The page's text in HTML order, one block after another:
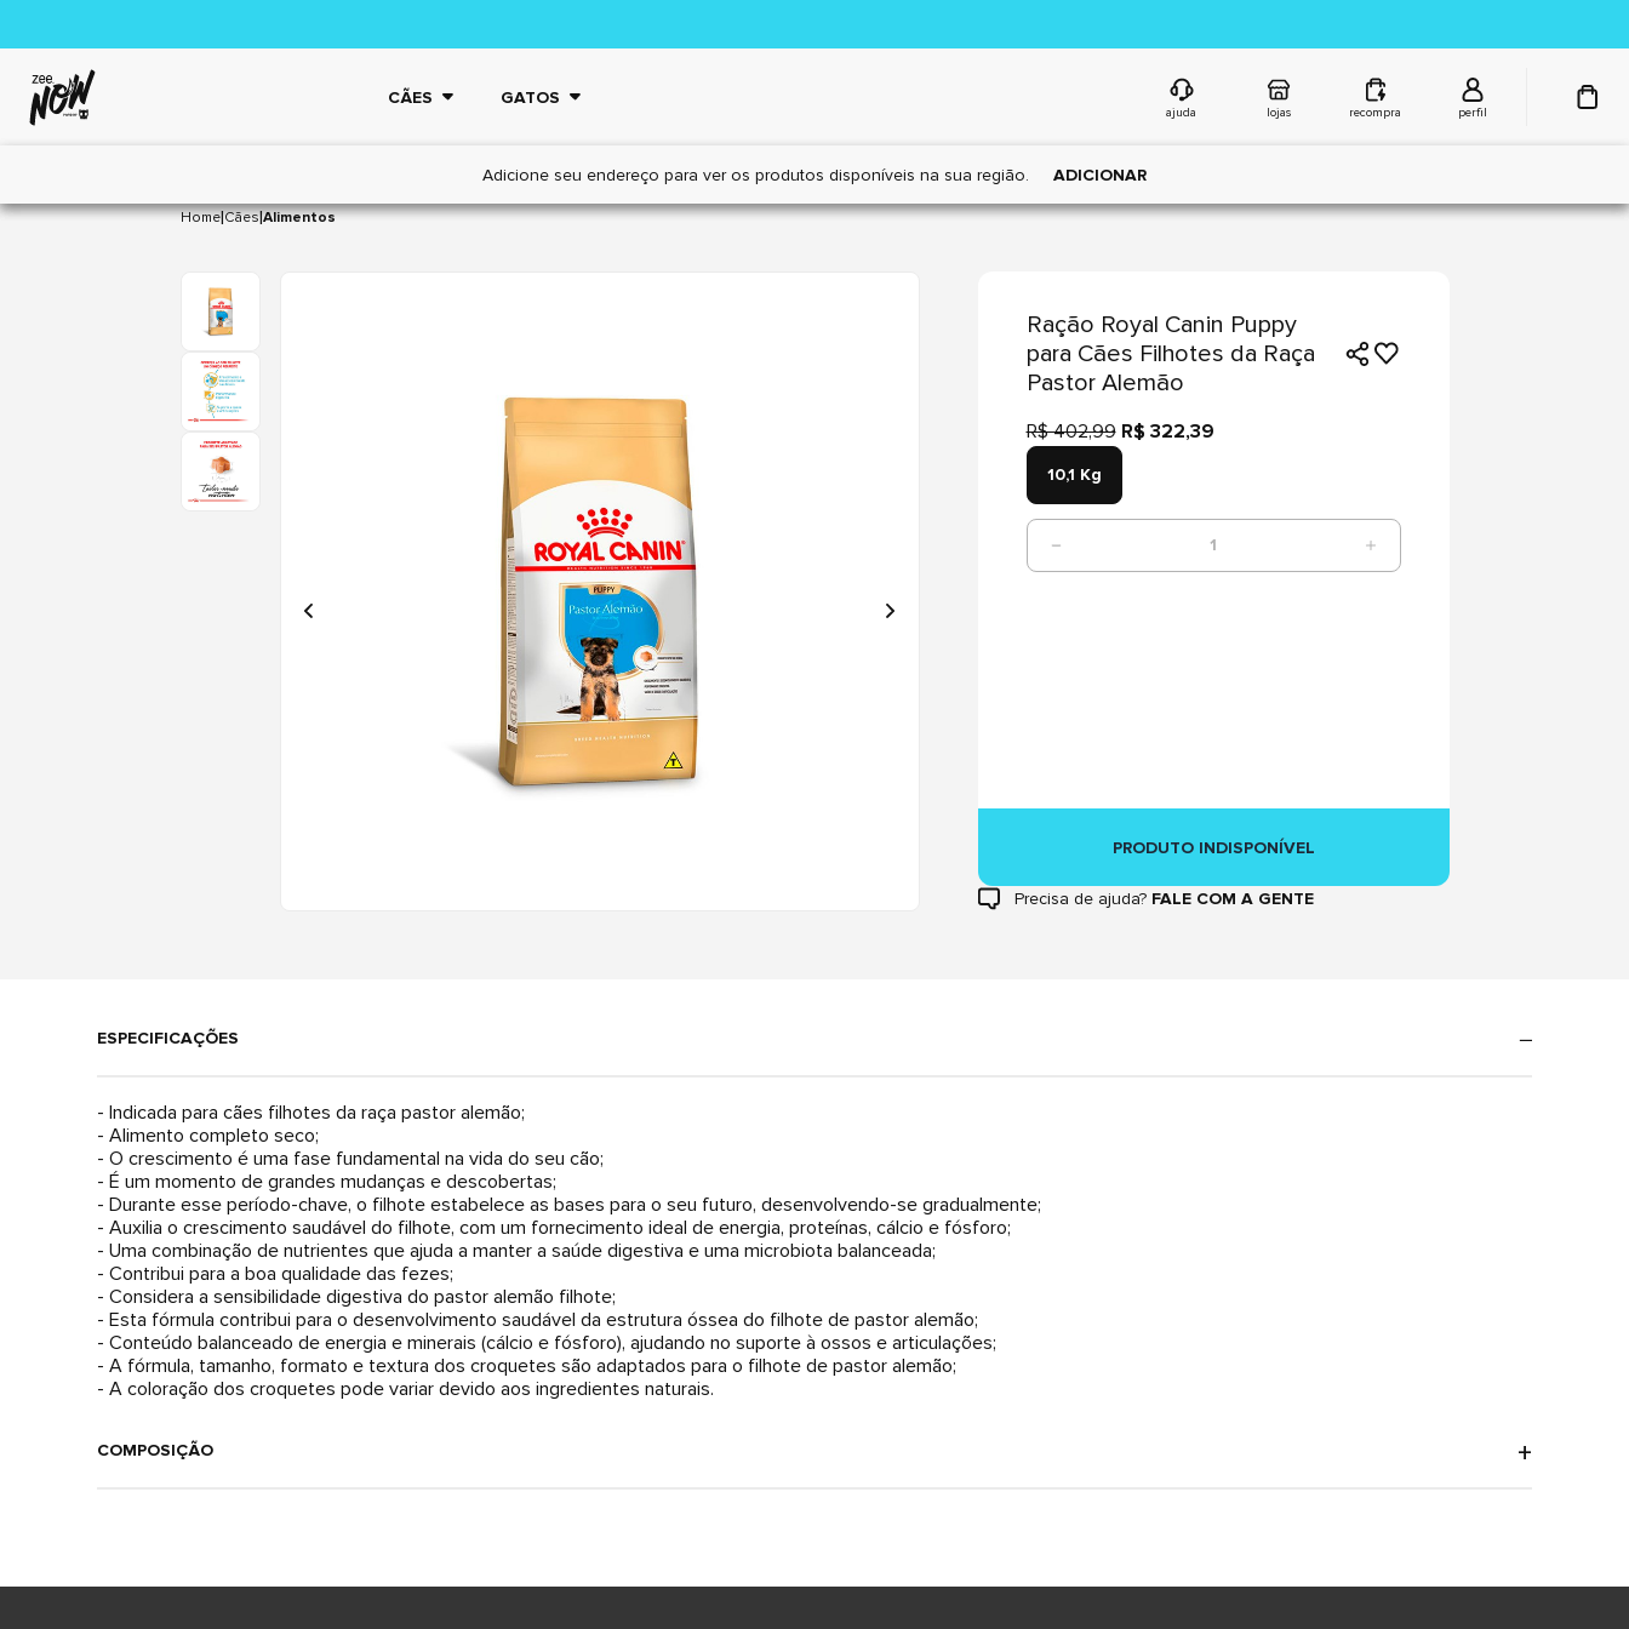
CÃES GATOS
ajuda lojas recompra perfil
Adicione seu endereço para ver os produtos disponíveis na sua região. ADICIONAR
Home|Cães|Alimentos
Ração Royal Canin Puppy
para Cães Filhotes da Raça
Pastor Alemão
R$ 402,99 R$ 322,39
10,1 Kg
1
PRODUTO INDISPONÍVEL
Precisa de ajuda? FALE COM A GENTE
ESPECIFICAÇÕES
- Indicada para cães filhotes da raça pastor alemão;
- Alimento completo seco;
- O crescimento é uma fase fundamental na vida do seu cão;
- É um momento de grandes mudanças e descobertas;
- Durante esse período-chave, o filhote estabelece as bases para o seu futuro, desenvolvendo-se gradualmente;
- Auxilia o crescimento saudável do filhote, com um fornecimento ideal de energia, proteínas, cálcio e fósforo;
- Uma combinação de nutrientes que ajuda a manter a saúde digestiva e uma microbiota balanceada;
- Contribui para a boa qualidade das fezes;
- Considera a sensibilidade digestiva do pastor alemão filhote;
- Esta fórmula contribui para o desenvolvimento saudável da estrutura óssea do filhote de pastor alemão;
- Conteúdo balanceado de energia e minerais (cálcio e fósforo), ajudando no suporte à ossos e articulações;
- A fórmula, tamanho, formato e textura dos croquetes são adaptados para o filhote de pastor alemão;
- A coloração dos croquetes pode variar devido aos ingredientes naturais.
COMPOSIÇÃO